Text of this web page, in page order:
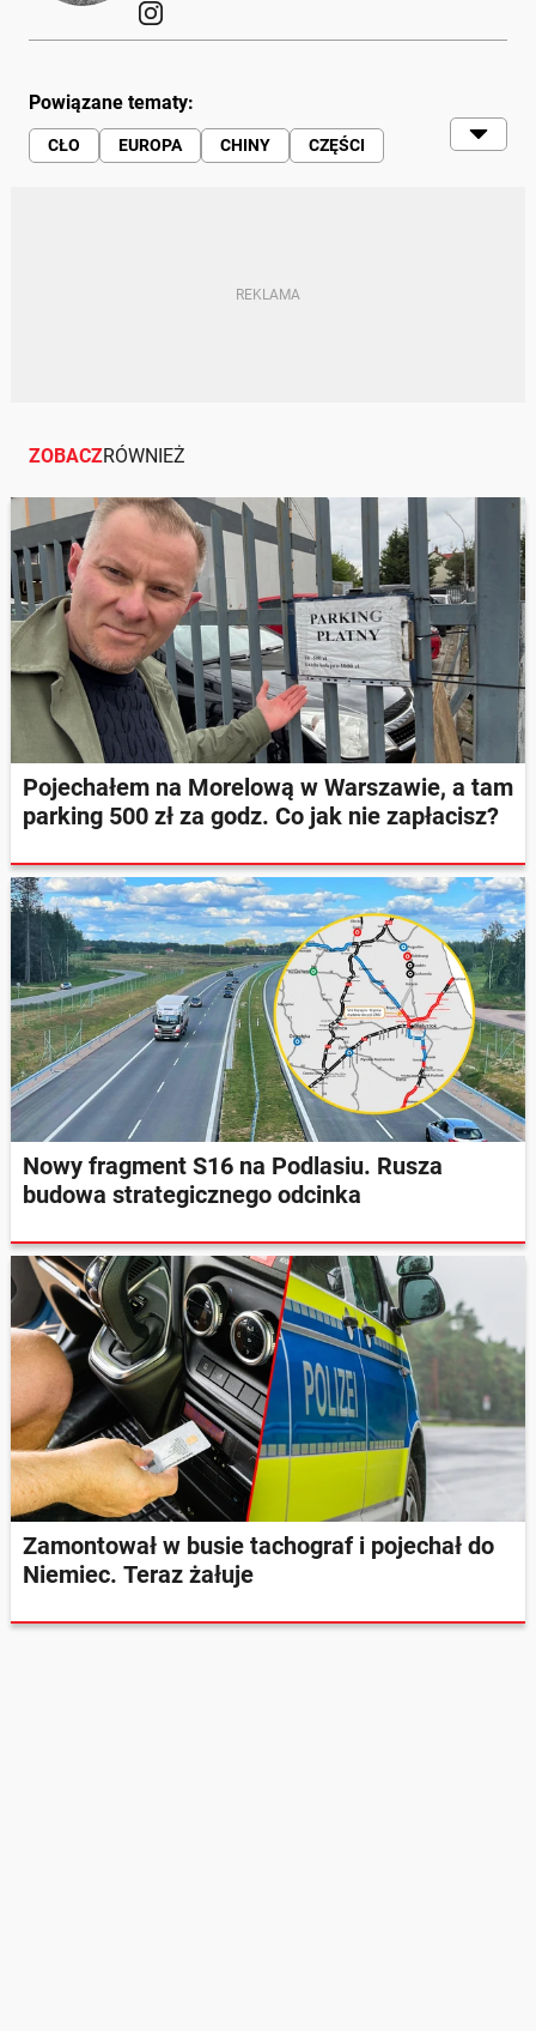
Powiązane tematy:
CŁO EUROPA CHINY
CZĘŚCI
ZOBACZRÓWNIEŻ
Pojechałem na Morelową w Warszawie, a tam
parking 500 zł za godz. Co jak nie zapłacisz?
Nowy fragment S16 na Podlasiu. Rusza
budowa strategicznego odcinka
Zamontował w busie tachograf i pojechał do
Niemiec. Teraz żałuje